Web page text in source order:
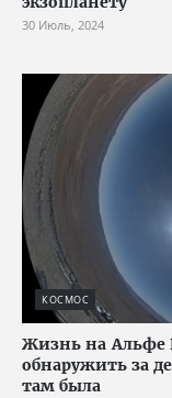
30 Июль, 2024
КОСМОС
Жизнь на Альфе
обнаружить за
там была